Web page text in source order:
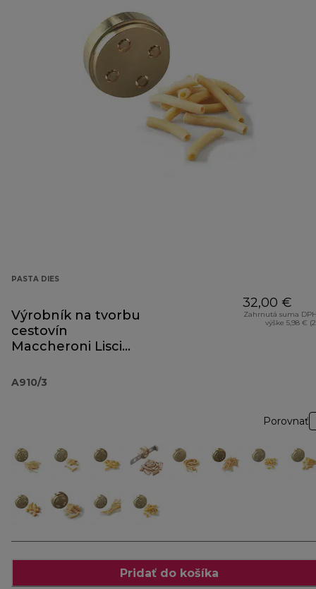
PASTA DIES
Výrobník na tvorbu
cestovín
Maccheroni Lisci
A910/3
32,00 €
Zahrnutá suma
výške 5,98 €
Porovnať
Pridať do košíka